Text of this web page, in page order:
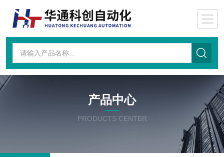
产品中心
PRODUCTS CENTER